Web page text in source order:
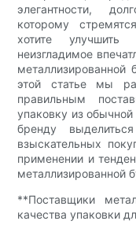
элегантности,
которому
хотите
неизгладимое
металлизированной
этой статье мы
правильным
упаковку из
бренду
взыскательных
применении и
металлизированной
**Поставщики
качества упаковки